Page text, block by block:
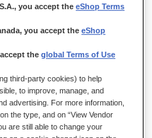
de performance et de
Add-On. Nouveau
Thrustmaster et Ferrari, ce
de la voiture de course la
au Cheval Cabré (avec
: la Ferrari 488 GT3.
central au revêtement
confère au volant une
Profitez pleinement
you accept theeShop Terms
you accept theeShop
theglobal Terms of Use
third-party cookies) to help
to improve, manage, and
advertising. For more information,
the type, and on “View Vendor
are still able to change your